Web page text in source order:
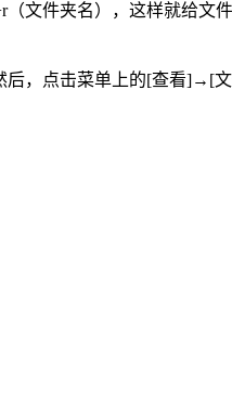
文件夹名），这样就给文
，点击菜单上的[查看]→[